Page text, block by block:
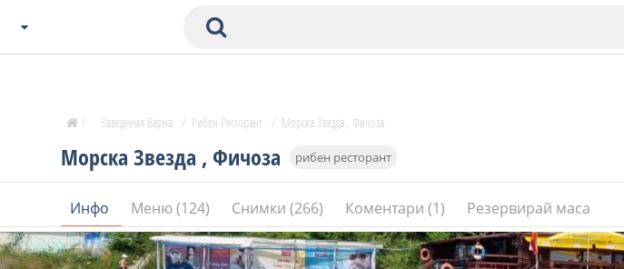
Пловдив
Бургас
В. Търново
СОФИЯ
В. Търново
Морска Звезда , Фичоза рибен ресторант
Инфо Меню (124) Снимки (266) Коментари (1) Резервирай маса
/ Заведения Варна / Рибен Ресторант / Морска Звезда , Фичоза